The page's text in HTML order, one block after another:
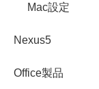
Mac設定
Nexus5
Office製品